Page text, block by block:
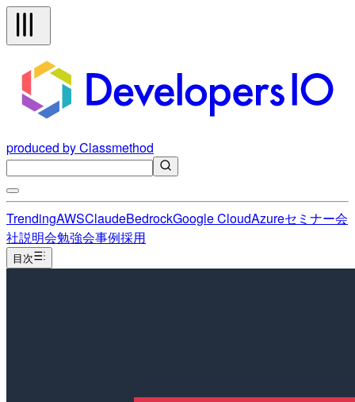
produced by Classmethod
TrendingAWSClaudeBedrockGoogle CloudAzureセミナー会
社説明会勉強会事例採用
目次